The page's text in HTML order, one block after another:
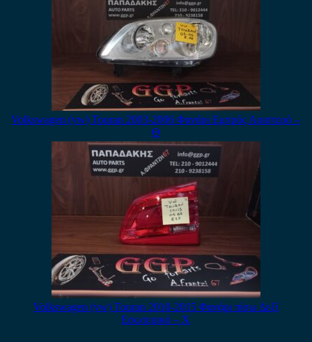
Volkswagen (vw) Touran 2003-2006 Φανάρι Εμπρός Αριστερό –
Θ
Volkswagen (vw) Touran 2010-2015 Φανάρι πίσω Δεξί
Εσωτερικό – Χ